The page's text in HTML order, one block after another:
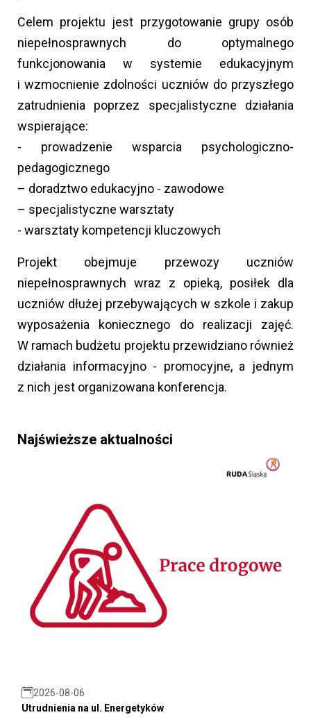
Celem projektu jest przygotowanie grupy osób
niepełnosprawnych do optymalnego
funkcjonowania w systemie edukacyjnym
i wzmocnienie zdolności uczniów do przyszłego
zatrudnienia poprzez specjalistyczne działania
wspierające:
- prowadzenie wsparcia psychologiczno-
pedagogicznego
– doradztwo edukacyjno - zawodowe
– specjalistyczne warsztaty
- warsztaty kompetencji kluczowych
Projekt obejmuje przewozy uczniów
niepełnosprawnych wraz z opieką, posiłek dla
uczniów dłużej przebywających w szkole i zakup
wyposażenia koniecznego do realizacji zajęć.
W ramach budżetu projektu przewidziano również
działania informacyjno - promocyjne, a jednym
z nich jest organizowana konferencja.
Najświeższe aktualności
2026-08-06
Utrudnienia na ul. Energetyków